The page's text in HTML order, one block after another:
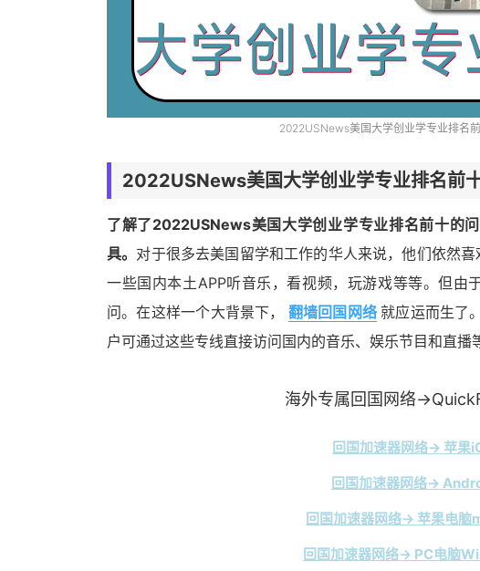
2022USNews美国大学创业学专业排名
2022USNews美国大学创业学专业排名前
了解了2022USNews美国大学创业学专业排名前十的
具。 对于很多去美国留学和工作的华人来说，他们依然
一些国内本土APP听音乐，看视频，玩游戏等等。但
问。在这样一个大背景下，
翻墙回国网络 就应运而生了
户可通过这些专线直接访问国内的音乐、娱乐节目和直播
海外专属回国网络
回国加速器网络→ 苹果
回国加速器网络→
回国加速器网络→ 苹果电脑
回国加速器网络→ PC电脑